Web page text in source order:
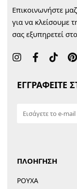
Επικοινωνήστε
για να κλείσουμε
σας εξυπηρετεί στο
ΕΓΓΡΑΦΕΙΤΕ
ΠΛΟΗΓΗΣΗ
ΡΟΥΧΑ